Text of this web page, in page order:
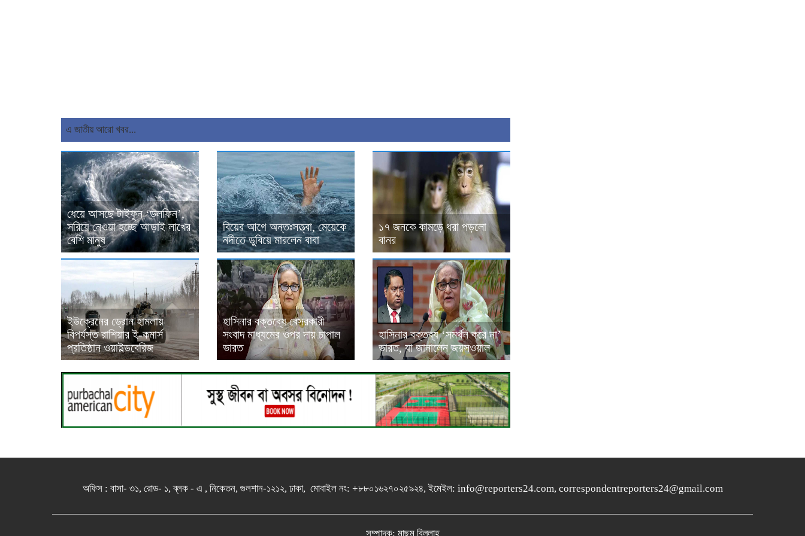
এ জাতীয় আরো খবর...
ধেয়ে আসছে টাইফুন ‘ডলফিন’,
সরিয়ে নেওয়া হচ্ছে আড়াই লাখের
বেশি মানুষ
বিয়ের আগে অন্তঃসত্ত্বা, মেয়েকে
নদীতে ডুবিয়ে মারলেন বাবা
১৭ জনকে কামড়ে ধরা পড়লো
বানর
ইউক্রেনের ড্রোন হামলায়
বিপর্যস্ত রাশিয়ার ই-কমার্স
প্রতিষ্ঠান ওয়াইল্ডবেরিজ
হাসিনার বক্তব্যে বেসরকারী
সংবাদ মাধ্যমের ওপর দায় চাপাল
ভারত
হাসিনার বক্তব্য ‘সমর্থন করে না’
ভারত, যা জানালেন জয়সওয়াল
অফিস : বাসা- ৩১, রোড- ১, ব্লক - এ , নিকেতন, গুলশান-১২১২, ঢাকা, মোবাইল নং: +৮৮০১৬২৭০২৫৯২৪, ইমেইল: info@reporters24.com, correspondentreporters24@gmail.com
সম্পাদক: মাছুম বিল্লাহ